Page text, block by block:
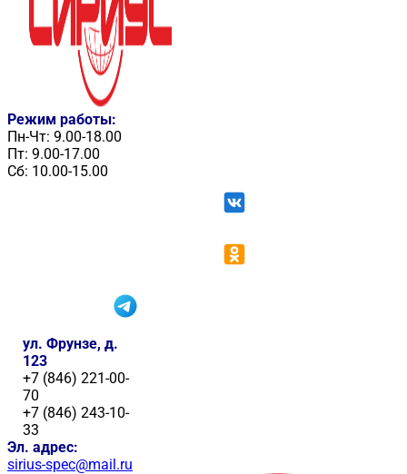
Режим работы:
Пн-Чт: 9.00-18.00
Пт: 9.00-17.00
Сб: 10.00-15.00
ул. Фрунзе, д.
123
+7 (846) 221-00-
70
+7 (846) 243-10-
33
Эл. адрес:
sirius-spec@mail.ru